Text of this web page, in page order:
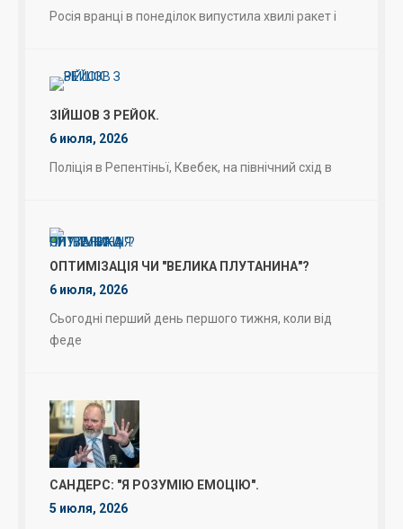
Росія вранці в понеділок випустила хвилі ракет і
ЗІЙШОВ З РЕЙОК.
6 июля, 2026
Поліція в Репентіньї, Квебек, на північний схід в
ОПТИМІЗАЦІЯ ЧИ "ВЕЛИКА ПЛУТАНИНА"?
6 июля, 2026
Сьогодні перший день першого тижня, коли від
феде
САНДЕРС: "Я РОЗУМІЮ ЕМОЦІЮ".
5 июля, 2026